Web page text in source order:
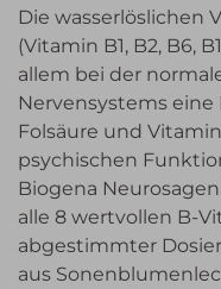
Die wasserlöslichen
(Vitamin B1, B2, B6,
allem bei der
Nervensystems eine
Folsäure und
psychischen
Biogena
alle 8 wertvollen B-
abgestimmter
aus